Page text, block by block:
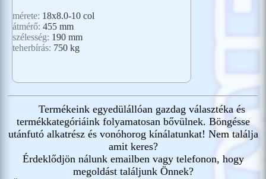
mérete: 18x8.0-10 col
átmérő: 455 mm
szélesség: 190 mm
teherbírás: 750 kg
Termékeink egyedülállóan gazdag választéka és
termékkategóriáink folyamatosan bővülnek. Böngésse
utánfutó alkatrész és vonóhorog kínálatunkat! Nem találja
amit keres?
Érdeklődjön nálunk emailben vagy telefonon, hogy
megoldást találjunk Önnek?